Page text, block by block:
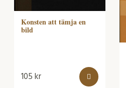
Konsten att tämja en
bild
105kr